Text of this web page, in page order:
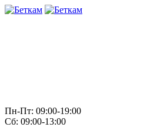
Пн-Пт: 09:00-19:00
Сб: 09:00-13:00